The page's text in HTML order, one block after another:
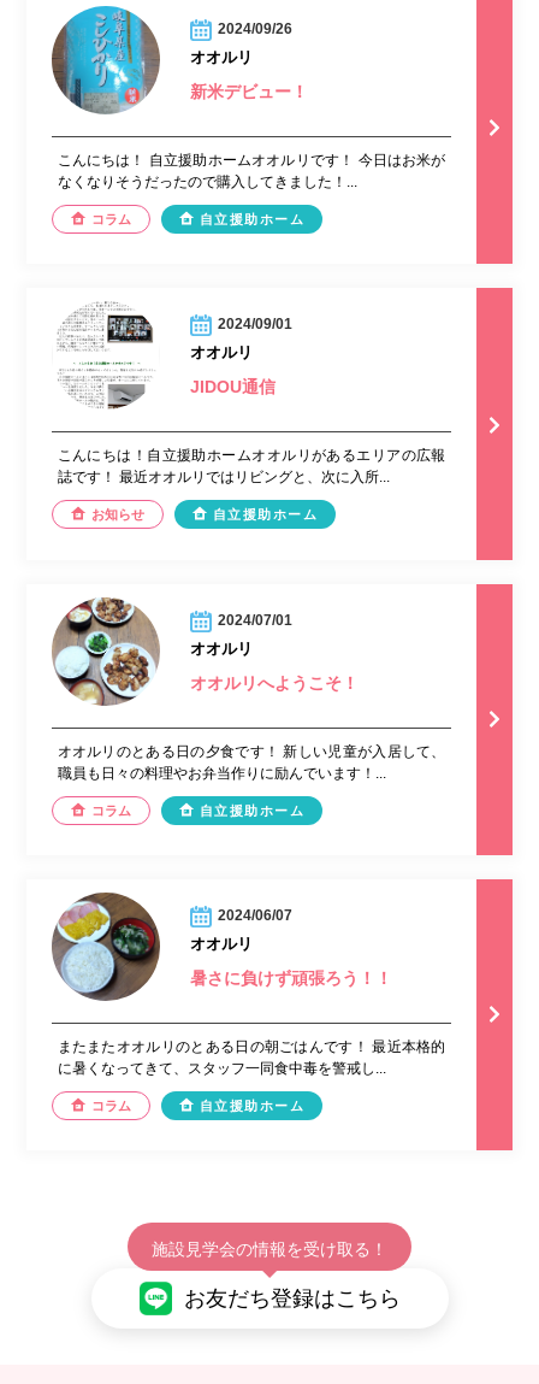
2024/09/26
オオルリ
新米デビュー！
こんにちは！ 自立援助ホームオオルリです！ 今日はお米が
なくなりそうだったので購入してきました！...
コラム 自立援助ホーム
2024/09/01
オオルリ
JIDOU通信
こんにちは！自立援助ホームオオルリがあるエリアの広報
誌です！ 最近オオルリではリビングと、次に入所...
お知らせ 自立援助ホーム
2024/07/01
オオルリ
オオルリへようこそ！
オオルリのとある日の夕食です！ 新しい児童が入居して、
職員も日々の料理やお弁当作りに励んでいます！...
コラム 自立援助ホーム
2024/06/07
オオルリ
暑さに負けず頑張ろう！！
またまたオオルリのとある日の朝ごはんです！ 最近本格的
に暑くなってきて、スタッフ一同食中毒を警戒し...
コラム 自立援助ホーム
施設見学会の情報を受け取る！
お友だち登録はこちら